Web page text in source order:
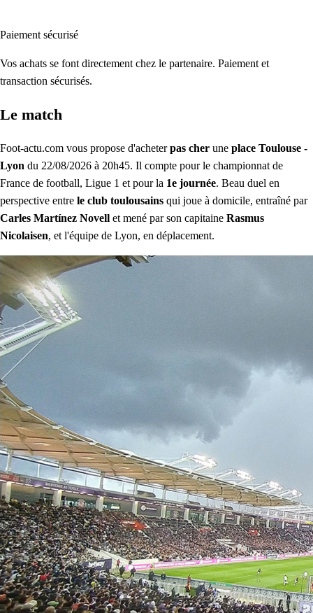
Paiement sécurisé
Vos achats se font directement chez le partenaire. Paiement et
transaction sécurisés.
Le match
Foot-actu.com vous propose d'acheterpas cher une place Toulouse -
Lyon du 22/08/2026 à 20h45. Il compte pour le championnat de
France de football, Ligue 1 et pour la 1e journée. Beau duel en
perspective entre le club toulousains qui joue à domicile, entraîné par
Carles Martínez Novell et mené par son capitaine Rasmus
Nicolaisen, et l'équipe de Lyon, en déplacement.